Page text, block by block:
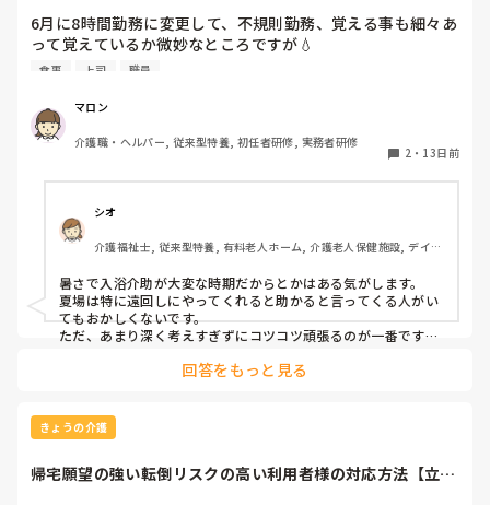
6月に8時間勤務に変更して、不規則勤務、覚える事も細々あ
って覚えているか微妙なところですが💧‬
風呂業務に戻りたいとかないの？って聞かれました…
聞いただけかもしれませんし。私はここに必要ないのかなっ
今日も食事も遅ければ要領悪いのでなんか元気でないです…
食事 上司 職員
マロン
介護職・ヘルパー, 従来型特養, 初任者研修, 実務者研修
2 ・ 13日前
シオ
介護福祉士, 従来型特養, 有料老人ホーム, 介護老人保健施設, デイケ
機能型居宅介護
暑さで入浴介助が大変な時期だからとかはある気がします。
夏場は特に遠回しにやってくれると助かると言ってくる人がい
てもおかしくないです。
ただ、あまり深く考えすぎずにコツコツ頑張るのが一番です
回答をもっと見る
きょうの介護
帰宅願望の強い転倒リスクの高い利用者様の対応方法【立ち